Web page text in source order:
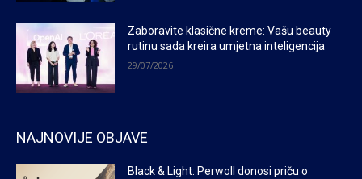
Zaboravite klasične kreme: Vašu beauty
rutinu sada kreira umjetna inteligencija
29/07/2026
NAJNOVIJE OBJAVE
Black & Light: Perwoll donosi priču o